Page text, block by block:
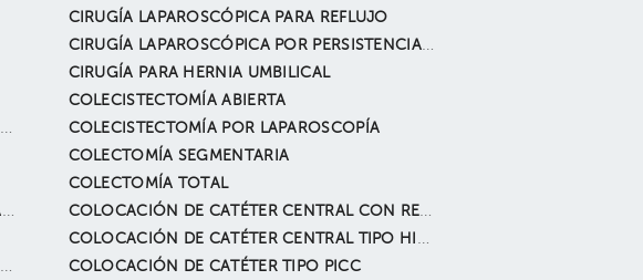
CIRUGÍA DE BRIDAS POSTQUIRÚRGICAS POR LAPAROSCOPÍA
CIRUGÍA DE ECTOPIA TESTICULAR ABDOMINAL O INGUINAL
CIRUGÍA DE FÍSTULA Y QUISTE CONDUCTO TIROGLOSO
CIRUGÍA LAPAROSCÓPICA PARA REFLUJO
CIRUGÍA LAPAROSCÓPICA POR PERSISTENCIA DEL URACO
CIRUGÍA PARA HERNIA UMBILICAL
COLECISTECTOMÍA ABIERTA
COLECISTECTOMÍA POR LAPAROSCOPÍA
COLECTOMÍA SEGMENTARIA
COLECTOMÍA TOTAL
COLOCACIÓN DE CATÉTER CENTRAL CON RESERVORIO (PARA TRATAMIENTO ONCOLÓGICO).
COLOCACIÓN DE CATÉTER CENTRAL TIPO HICKMANN-BROVIAC
COLOCACIÓN DE CATÉTER TIPO PICC